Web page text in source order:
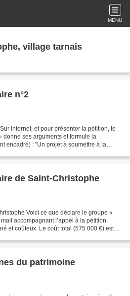
MENU
village tarnais
n°2
internet, et pour présenter la pétition, le
donne ses arguments et formule la
encadré) : "Un projet à soumettre à la
de Saint-Christophe
Voici ce que déclare le groupe «
accompagnant l’appel à la pétition.
et coûteux. Le coût total (575 000 €) est
du patrimoine